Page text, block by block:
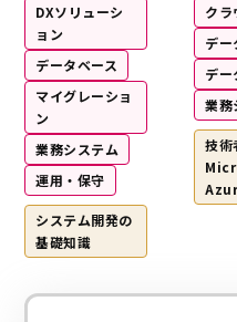
DXソリューシ
ョン
データベース
マイグレーショ
ン
業務システム
運用・保守
システム開発の
基礎知識
クラ
デー
デー
業務
技術